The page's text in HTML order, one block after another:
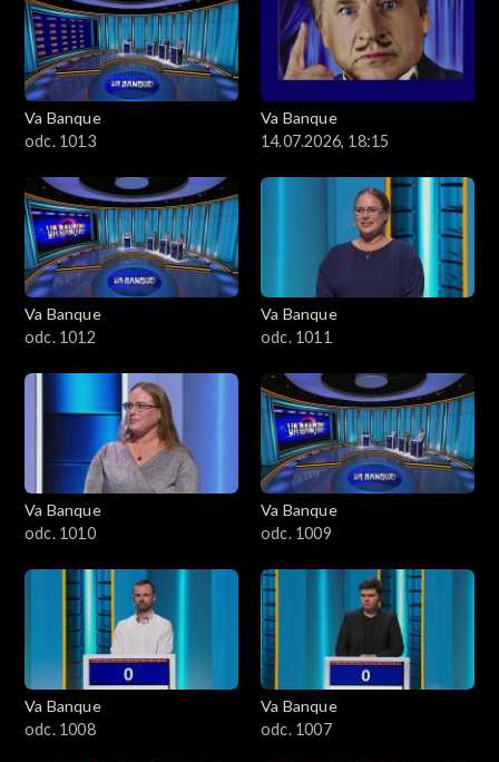
Va Banque
odc. 1013
Va Banque
14.07.2026, 18:15
Va Banque
odc. 1012
Va Banque
odc. 1011
Va Banque
odc. 1010
Va Banque
odc. 1009
Va Banque
odc. 1008
Va Banque
odc. 1007